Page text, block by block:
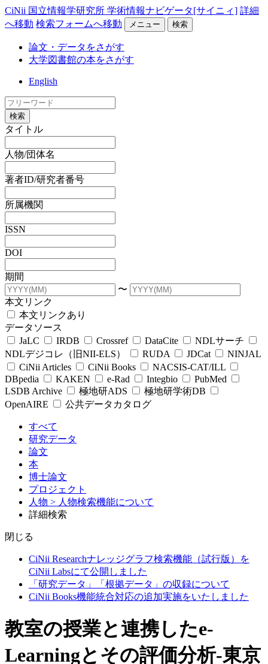
CiNii 国立情報学研究所 学術情報ナビゲータ[サイニィ] 詳細
へ移動 検索フォームへ移動 メニュー 検索
論文・データをさがす
大学図書館の本をさがす
English
検索
タイトル
人物/団体名
著者ID/研究者番号
所属機関
ISSN
DOI
期間
〜
本文リンク
本文リンクあり
データソース
JaLC
IRDB Crossref DataCite
NDLサーチ
NDLデジコレ（旧NII-ELS）
RUDA JDCat
NINJAL
CiNii Articles
CiNii Books
NACSIS-CAT/ILL
DBpedia
KAKEN e-Rad Integbio
PubMed
LSDB Archive
極地研ADS
極地研学術DB
OpenAIRE
公共データカタログ
すべて
研究データ
論文
本
博士論文
プロジェクト
人物 > 人物検索機能について
詳細検索
閉じる
CiNii Researchナレッジグラフ検索機能（試行版）を
CiNii Labsにて公開しました
「研究データ」「根拠データ」の収録について
CiNii Books機能統合対応の追加実施をいたしました
教室の授業と連携したe-
Learningとその評価分析-東京